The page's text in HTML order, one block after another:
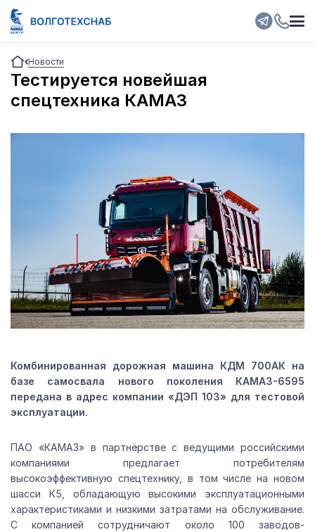
Новости
Тестируется новейшая
спецтехника КАМАЗ
Комбинированная дорожная машина КДМ 700АК на
базе самосвала нового поколения КАМАЗ-6595
передана в адрес компании «ДЭП 103» для тестовой
эксплуатации.
ПАО «КАМАЗ» в партнёрстве с ведущими российскими
компаниями предлагает потребителям
высокоэффективную спецтехнику, в том числе на новом
шасси К5, обладающую высокими эксплуатационными
характеристиками и низкими затратами на обслуживание.
С компанией сотрудничают около 100 заводов-